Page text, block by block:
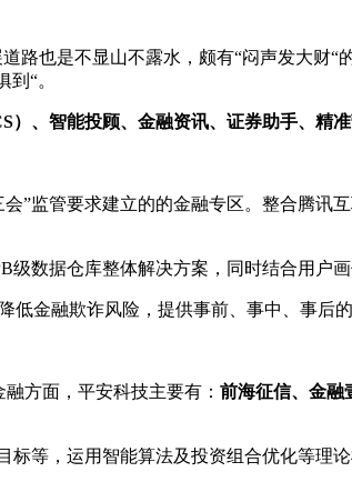
路也是不显山不露水，颇有“闷声发大财
“。
）、智能投顾、金融资讯、证券助手、精
”监管要求建立的的金融专区。整合腾讯
数据仓库整体解决方案，同时结合用户
金融欺诈风险，提供事前、事中、事后的
方面，平安科技主要有： 前海征信、金融
标等，运用智能算法及投资组合优化等理